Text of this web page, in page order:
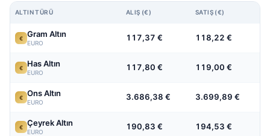
ALTIN TÜRÜ ALIŞ (€) SATIŞ (€)
€ Gram Altın
EURO
117,37 € 118,22 €
€ Has Altın
EURO
117,80 € 119,00 €
€ Ons Altın
EURO
3.686,38 € 3.699,89 €
€ Çeyrek Altın
EURO
190,83 € 194,53 €